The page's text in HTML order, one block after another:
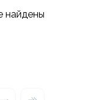
найдены